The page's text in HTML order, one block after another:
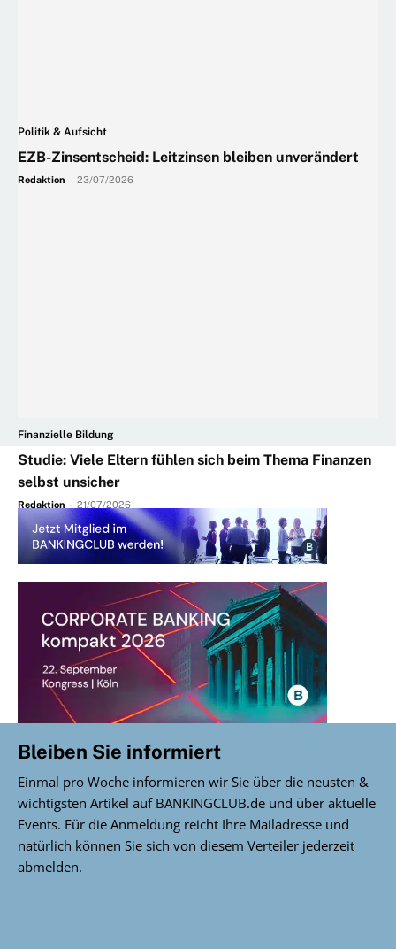
Politik & Aufsicht
EZB-Zinsentscheid: Leitzinsen bleiben unverändert
Redaktion 23/07/2026
Finanzielle Bildung
Studie: Viele Eltern fühlen sich beim Thema Finanzen
selbst unsicher
Redaktion - 21/07/2026
Bleiben Sie informiert
Einmal pro Woche informieren wir Sie über die neusten &
wichtigsten Artikel auf BANKINGCLUB.de und über aktuelle
Events. Für die Anmeldung reicht Ihre Mailadresse und
natürlich können Sie sich von diesem Verteiler jederzeit
abmelden.